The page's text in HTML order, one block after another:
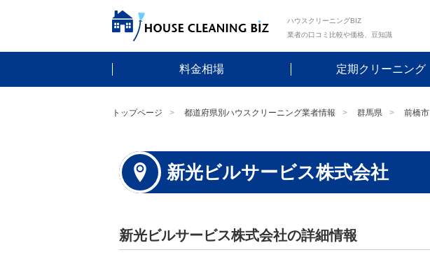
ハウスクリーニングBIZ
業者の口コミ比較や価格、豆知識
料金相場 定期クリーニング
トップページ 都道府県別ハウスクリーニング業者情報 群馬県 前橋市
新光ビルサービス株式会社
新光ビルサービス株式会社の詳細情報